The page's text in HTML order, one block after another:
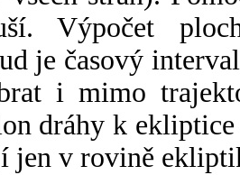
Výpočet
je časový
i mimo
dráhy k
jen v rovině